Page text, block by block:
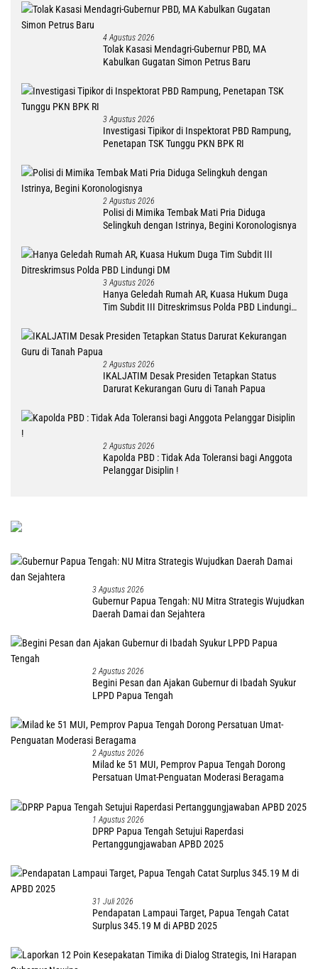
4 Agustus 2026
Tolak Kasasi Mendagri-Gubernur PBD, MA
Kabulkan Gugatan Simon Petrus Baru
3 Agustus 2026
Investigasi Tipikor di Inspektorat PBD Rampung,
Penetapan TSK Tunggu PKN BPK RI
2 Agustus 2026
Polisi di Mimika Tembak Mati Pria Diduga
Selingkuh dengan Istrinya, Begini Koronologisnya
3 Agustus 2026
Hanya Geledah Rumah AR, Kuasa Hukum Duga
Tim Subdit III Ditreskrimsus Polda PBD Lindungi
2 Agustus 2026
IKALJATIM Desak Presiden Tetapkan Status
Darurat Kekurangan Guru di Tanah Papua
2 Agustus 2026
Kapolda PBD : Tidak Ada Toleransi bagi Anggota
Pelanggar Disiplin !
3 Agustus 2026
Gubernur Papua Tengah: NU Mitra Strategis Wujudkan
Daerah Damai dan Sejahtera
2 Agustus 2026
Begini Pesan dan Ajakan Gubernur di Ibadah Syukur
LPPD Papua Tengah
2 Agustus 2026
Milad ke 51 MUI, Pemprov Papua Tengah Dorong
Persatuan Umat-Penguatan Moderasi Beragama
1 Agustus 2026
DPRP Papua Tengah Setujui Raperdasi
Pertanggungjawaban APBD 2025
31 Juli 2026
Pendapatan Lampaui Target, Papua Tengah Catat
Surplus 345.19 M di APBD 2025